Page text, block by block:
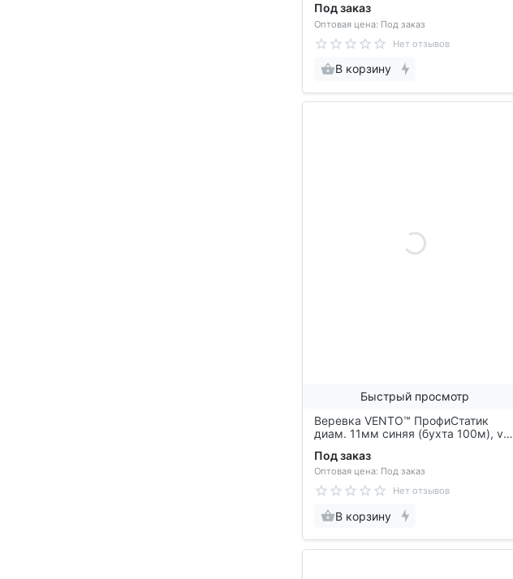
Под заказ
Оптовая цена: Под заказ
Нет отзывов
В корзину
Быстрый просмотр
Веревка VENTO™ ПрофиСтатик
диам. 11мм синяя (бухта 100м), vnt
Под заказ
Оптовая цена: Под заказ
Нет отзывов
В корзину